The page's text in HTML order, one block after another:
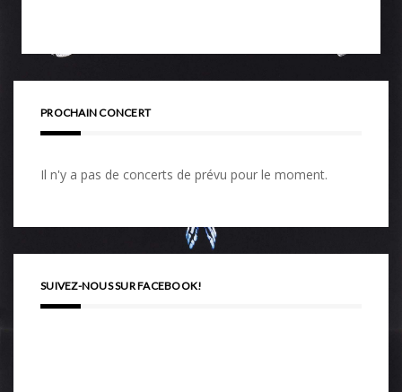
PROCHAIN CONCERT
Il n'y a pas de concerts de prévu pour le moment.
SUIVEZ-NOUS SUR FACEBOOK!